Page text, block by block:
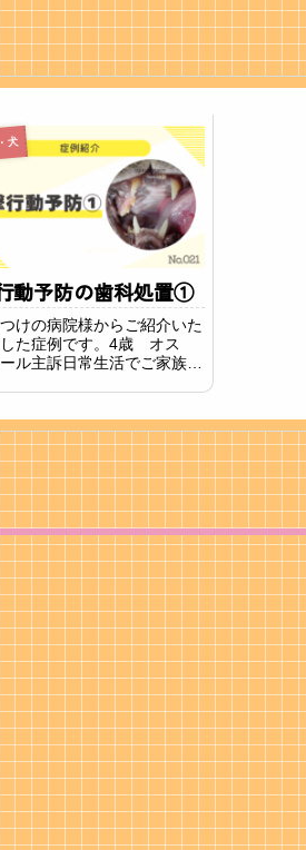
犬
動予防の歯科処置①
けの病院様からご紹介いた
した症例です。4歳 オス
ル主訴日常生活でご家族へ
防として犬歯及び切歯（前
。治療全...